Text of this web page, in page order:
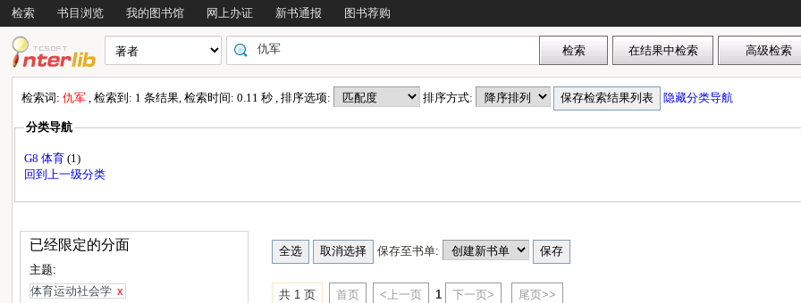
检索 书目浏览 我的图书馆 网上办证 新书通报 图书荐购
检索词:仇军, 检索到: 1 条结果, 检索时间: 0.11 秒 , 排序选项: 排序方式: 隐藏分类导航
分类导航
G8 体育(1)
回到上一级分类
已经限定的分面
主题:
体育运动社会学 x
保存至书单:
共 1 页 首页 <上一页 1 下一页> 尾页>>